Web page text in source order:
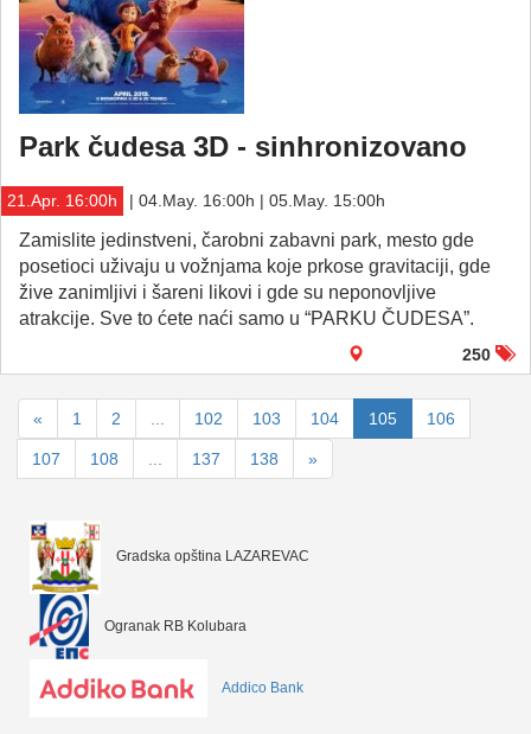
Park čudesa 3D - sinhronizovano
21.Apr. 16:00h | 04.May. 16:00h | 05.May. 15:00h
Zamislite jedinstveni, čarobni zabavni park, mesto gde
posetioci uživaju u vožnjama koje prkose gravitaciji, gde
žive zanimljivi i šareni likovi i gde su neponovljive
atrakcije. Sve to ćete naći samo u “PARKU ČUDESA”.
250
« 1 2 102 103 104 105 106
107 108 137 138 »
Gradska opština LAZAREVAC
Ogranak RB Kolubara
Addico Bank